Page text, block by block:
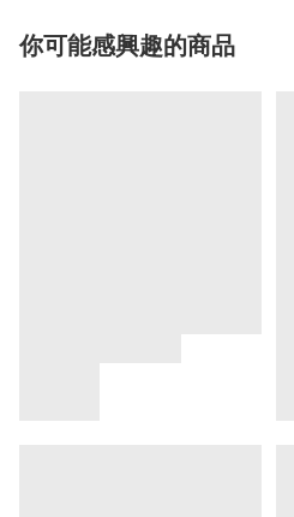
你可能感興趣的商品